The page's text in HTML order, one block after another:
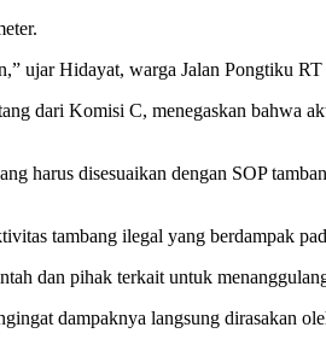
ujar Hidayat, warga Jalan Pongtiku
dari Komisi C, menegaskan bahwa
harus disesuaikan dengan SOP
tambang ilegal yang berdampak
dan pihak terkait untuk
dampaknya langsung dirasakan